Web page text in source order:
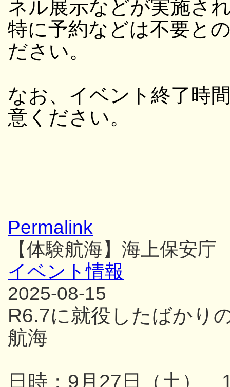
ネル展示などが実施さ
特に予約などは不要と
ださい。
なお、イベント終了時
意ください。
Permalink
【体験航海】海上保安
イベント情報
2025-08-15
R6.7に就役したばかり
航海
日時：9月27日（土）